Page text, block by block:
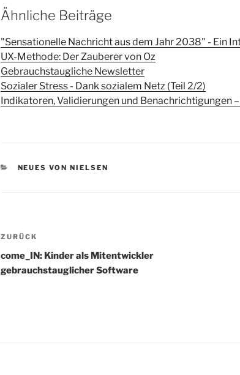
Ähnliche Beiträge
"Sensationelle Nachricht aus dem Jahr 2038" - Ein
UX-Methode: Der Zauberer von Oz
Gebrauchstaugliche Newsletter
Sozialer Stress - Dank sozialem Netz (Teil 2/2)
Indikatoren, Validierungen und Benachrichtigungen
KATEGORIEN
NEUES VON NIELSEN
Beitragsnavigation
Vorheriger
Beitrag
ZURÜCK
come_IN: Kinder als Mitentwickler
gebrauchstauglicher Software